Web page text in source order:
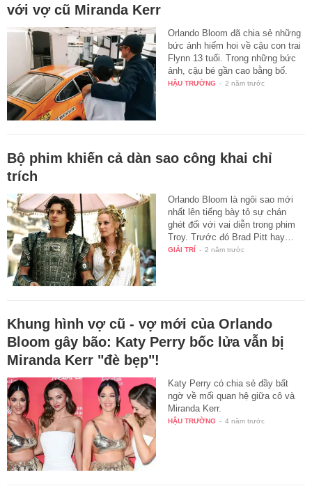
với vợ cũ Miranda Kerr
Orlando Bloom đã chia sẻ những
bức ảnh hiếm hoi về cậu con trai
Flynn 13 tuổi. Trong những bức
ảnh, cậu bé gần cao bằng bố.
HẬU TRƯỜNG - 2 năm trước
Bộ phim khiến cả dàn sao công khai chỉ
trích
Orlando Bloom là ngôi sao mới
nhất lên tiếng bày tỏ sự chán
ghét đối với vai diễn trong phim
Troy. Trước đó Brad Pitt hay…
GIẢI TRÍ - 2 năm trước
Khung hình vợ cũ - vợ mới của Orlando
Bloom gây bão: Katy Perry bốc lửa vẫn bị
Miranda Kerr "đè bẹp"!
Katy Perry có chia sẻ đầy bất
ngờ về mối quan hệ giữa cô và
Miranda Kerr.
HẬU TRƯỜNG - 4 năm trước